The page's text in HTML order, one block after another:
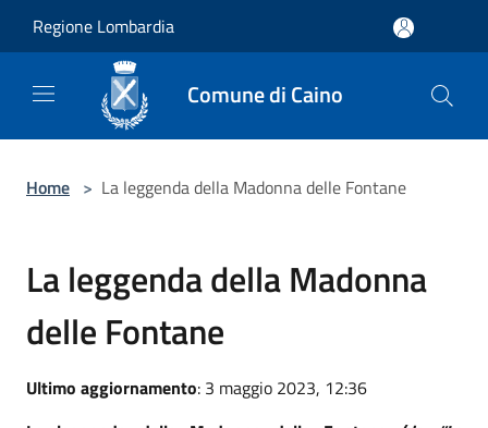
Regione Lombardia
Comune di Caino
Home > La leggenda della Madonna delle Fontane
La leggenda della Madonna
delle Fontane
Ultimo aggiornamento: 3 maggio 2023, 12:36